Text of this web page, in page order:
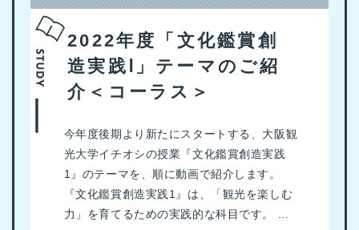
2022年度「文化鑑賞創
造実践Ⅰ」テーマのご紹
介＜コーラス＞
今年度後期より新たにスタートする、大阪観
光大学イチオシの授業『文化鑑賞創造実践
1』のテーマを、順に動画で紹介します。
『文化鑑賞創造実践1』は、「観光を楽しむ
力」を育てるための実践的な科目です。 ...